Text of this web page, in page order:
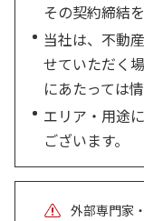
その契約締結
当社は、不動
せていただく
にあたっては
エリア・用途
ございます。
外部専門家